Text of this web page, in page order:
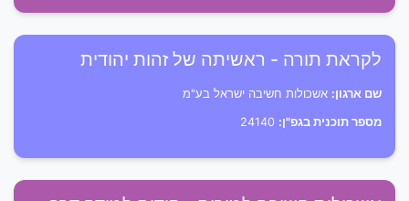
לקראת תורה - ראשיתה של זהות יהודית
שם ארגון: אשכולות חשיבה ישראל בע"מ
מספר תוכנית בגפ"ן: